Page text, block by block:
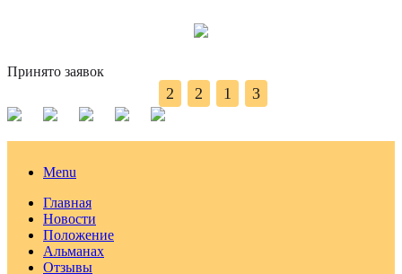
Принято заявок
2 2 1 3
Menu
Главная
Новости
Положение
Альманах
Отзывы